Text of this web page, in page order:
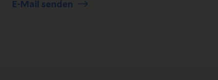
E-Mail senden